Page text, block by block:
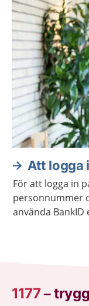
Att logga
För att logga in
personnummer
använda BankID
1177–